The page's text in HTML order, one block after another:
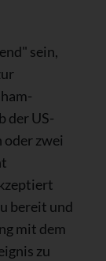
sein,
der US-
oder zwei
bereit und
mit dem
zu